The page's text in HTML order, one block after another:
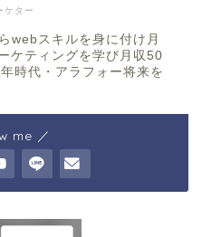
ケター
スキルを身に付け月
ケティングを学び月収50
時代・アラフォー将来を
me ／